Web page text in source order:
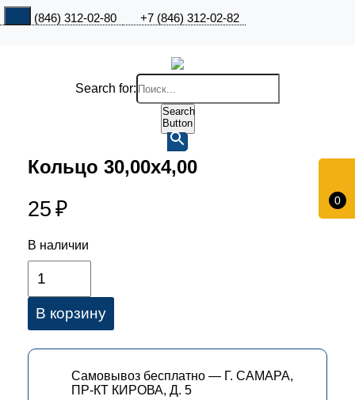
+7 (846) 312-02-80 +7 (846) 312-02-82
0
Search for:
Search
Button
Кольцо 30,00х4,00
25 ₽
В наличии
В корзину
Самовывоз бесплатно — Г. САМАРА,
ПР-КТ КИРОВА, Д. 5